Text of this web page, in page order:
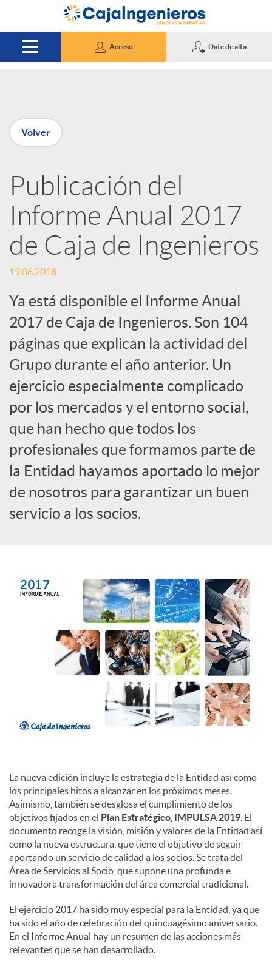
Saltar al contenido principal
Acceso Date de alta
P
u
b
l
i
c
a
d
o
r
d
c
e
n
i
d
o
s
Volver
Publicación del
Informe Anual 2017
de Caja de Ingenieros
19.06.2018
Ya está disponible el Informe Anual
2017 de Caja de Ingenieros. Son 104
páginas que explican la actividad del
Grupo durante el año anterior. Un
ejercicio especialmente complicado
por los mercados y el entorno social,
que han hecho que todos los
profesionales que formamos parte de
la Entidad hayamos aportado lo mejor
de nosotros para garantizar un buen
servicio a los socios.
La nueva edición incluye la estrategia de la Entidad así como
los principales hitos a alcanzar en los próximos meses.
Asimismo, también se desglosa el cumplimiento de los
objetivos fijados en el Plan Estratégico IMPULSA 2019. El
documento recoge la visión, misión y valores de la Entidad así
como la nueva estructura, que tiene el objetivo de seguir
aportando un servicio de calidad a los socios. Se trata del
Área de Servicios al Socio, que supone una profunda e
innovadora transformación del área comercial tradicional.
El ejercicio 2017 ha sido muy especial para la Entidad, ya que
ha sido el año de celebración del quincuagésimo aniversario.
En el Informe Anual hay un resumen de las acciones más
relevantes que se han desarrollado.